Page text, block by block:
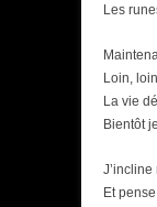
Les
Loin,
La vie
Bientôt
J’incline
Et